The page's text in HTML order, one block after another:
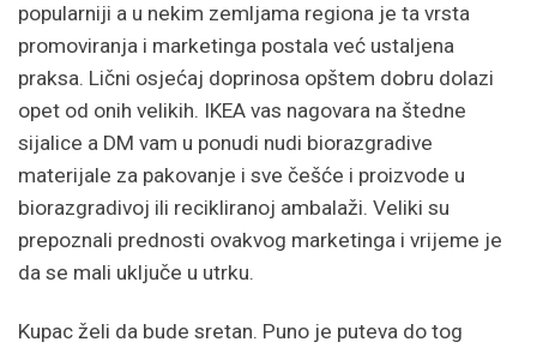
popularniji a u nekim zemljama regiona je ta vrsta
promoviranja i marketinga postala već ustaljena
praksa. Lični osjećaj doprinosa opštem dobru dolazi
opet od onih velikih. IKEA vas nagovara na štedne
sijalice a DM vam u ponudi nudi biorazgradive
materijale za pakovanje i sve češće i proizvode u
biorazgradivoj ili recikliranoj ambalaži. Veliki su
prepoznali prednosti ovakvog marketinga i vrijeme je
da se mali uključe u utrku.
Kupac želi da bude sretan. Puno je puteva do tog